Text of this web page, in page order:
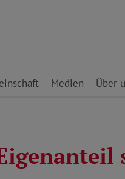
Medien Über